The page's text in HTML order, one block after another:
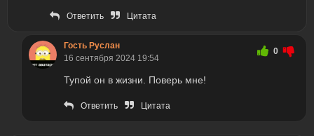
Ответить Цитата
Гость Руслан
16 сентября 2024 19:54
0
Тупой он в жизни. Поверь мне!
Ответить Цитата